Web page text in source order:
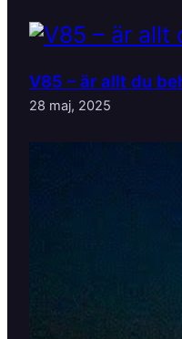
V85 – är allt du
28 maj, 2025